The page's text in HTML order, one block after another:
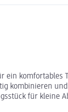
ein komfortables
kombinieren
für kleine